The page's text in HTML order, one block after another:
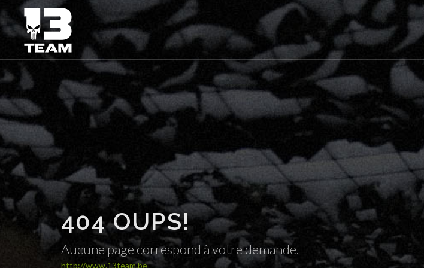
404 OUPS!
Aucune page correspond à votre demande.
http://www.13team.be